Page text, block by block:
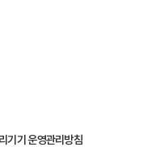
기기 운영관리방침